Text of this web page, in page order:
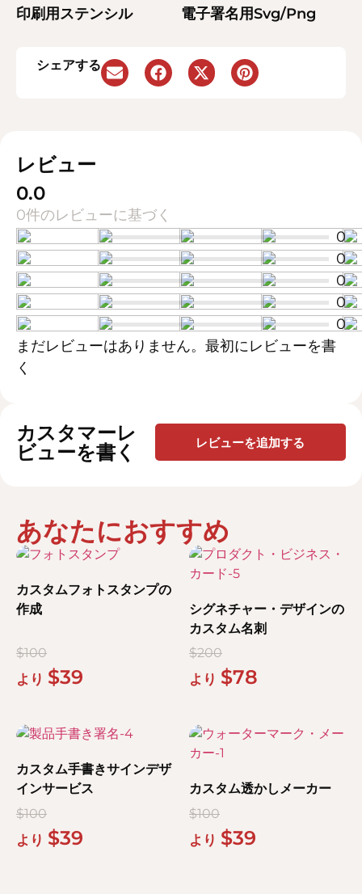
印刷用ステンシル 電子署名用Svg/Png
シェアする
レビュー
0.0
0件のレビューに基づく
0
0
0
0
0
まだレビューはありません。最初にレビューを書
く
カスタマーレ
ビューを書く
レビューを追加する
あなたにおすすめ
カスタムフォトスタンプの
作成
$100
より $39
シグネチャー・デザインの
カスタム名刺
$200
より $78
カスタム手書きサインデザ
インサービス
$100
より $39
カスタム透かしメーカー
$100
より $39